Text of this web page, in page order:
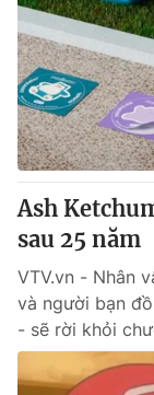
Theo dõi báo trên
Cơ quan chủ
Cơ quan báo chí:
Giấy phép hoạt
cấp ngày 29/12/
Tổng Biên tập:Vũ
Phó Tổng Biên tập:
Tổng đài VTV:
Ðiện thoại Thời
Email:
Liên hệ quảng
Ash
sau 25 năm
VTV.vn - Nhân
và người bạn
- sẽ rời khỏi